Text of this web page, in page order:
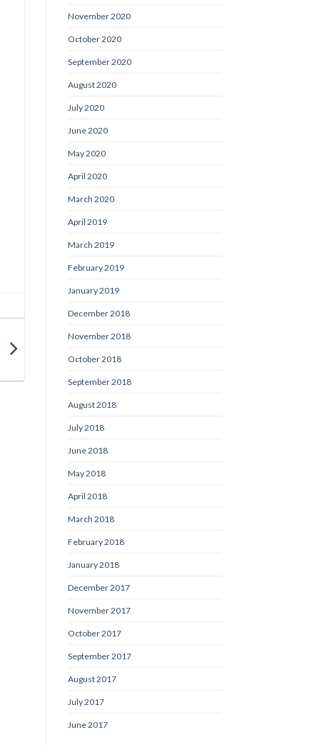
November 2020
October 2020
September 2020
August 2020
July 2020
June 2020
May 2020
April 2020
March 2020
April 2019
March 2019
February 2019
January 2019
December 2018
November 2018
October 2018
September 2018
August 2018
July 2018
June 2018
May 2018
April 2018
March 2018
February 2018
January 2018
December 2017
November 2017
October 2017
September 2017
August 2017
July 2017
June 2017